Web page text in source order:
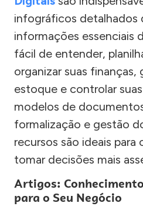
infográficos detalhados
informações essenciais
fácil de entender,
organizar suas finanças,
estoque e controlar
modelos de
formalização e gestão
recursos são ideais
tomar decisões mais
Artigos:
para o Seu Negócio